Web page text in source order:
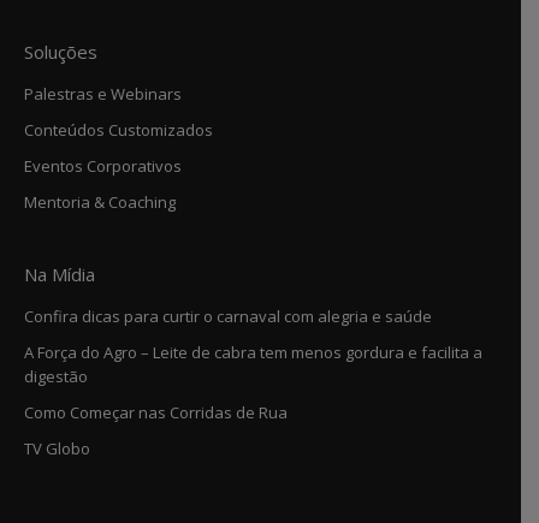
Soluções
Palestras e Webinars
Conteúdos Customizados
Eventos Corporativos
Mentoria & Coaching
Na Mídia
Confira dicas para curtir o carnaval com alegria e saúde
A Força do Agro – Leite de cabra tem menos gordura e facilita a
digestão
Como Começar nas Corridas de Rua
TV Globo